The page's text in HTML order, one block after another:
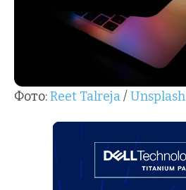
Фото:Reet Talreja/ Unsplash